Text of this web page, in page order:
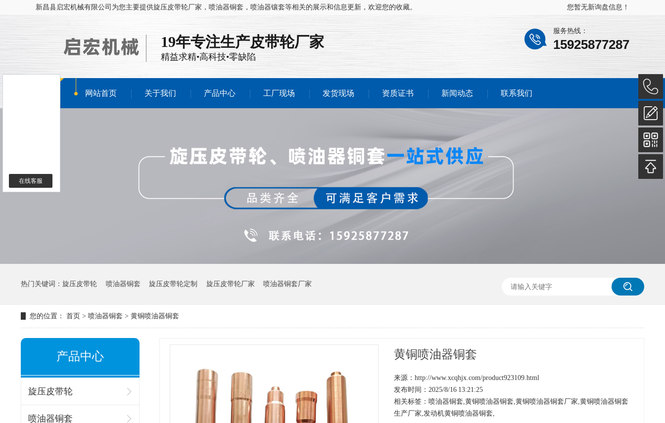
新昌县启宏机械有限公司为您主要提供旋压皮带轮厂家 ，喷油器铜套，喷油器镶套等相关的展示和信息更新，欢迎您的收藏。 您暂无新询盘信息！
19年专注生产皮带轮厂家
精益求精•高科技•零缺陷
服务热线：
15925877287
网站首页 关于我们 产品中心 工厂现场 发货现场 资质证书 新闻动态 联系我们
热门关键词： 旋压皮带轮 喷油器铜套 旋压皮带轮定制 旋压皮带轮厂家 喷油器铜套厂家
您的位置： 首页 > 喷油器铜套 > 黄铜喷油器铜套
产品中心
旋压皮带轮
喷油器铜套
黄铜喷油器铜套
来源：http://www.xcqhjx.com/product923109.html
发布时间：2025/8/16 13:21:25
相关标签：喷油器铜套,黄铜喷油器铜套,黄铜喷油器铜套厂家,黄铜喷油器铜套
生产厂家,发动机黄铜喷油器铜套,
在线客服